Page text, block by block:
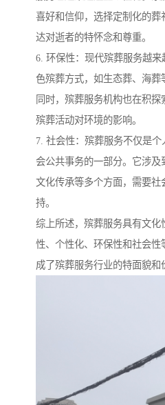
喜好和信仰，选择定制化的
达对逝者的特怀念和尊重。
6. 环保性：现代殡葬服务越
色殡葬方式，如生态葬、海葬
同时，殡葬服务机构也在积
殡葬活动对环境的影响。
7. 社会性：殡葬服务不仅是
会公共事务的一部分。它涉及
文化传承等多个方面，需要社
持。
综上所述，殡葬服务具有文化
性、个性化、环保性和社会
成了殡葬服务行业的特面貌和